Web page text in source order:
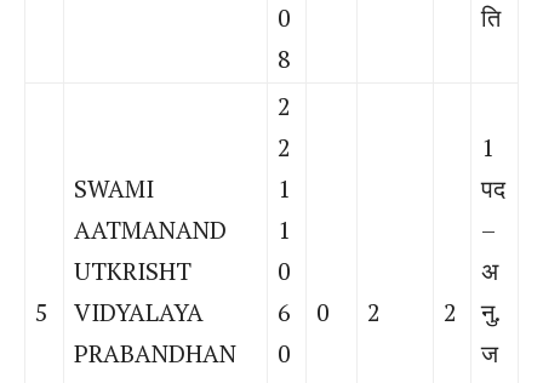
0
8
ति
5
SWAMI
AATMANAND
UTKRISHT
VIDYALAYA
PRABANDHAN
2
2
1
1
0
6
0
0 2 2
1
पद
–
अ
नु.
ज